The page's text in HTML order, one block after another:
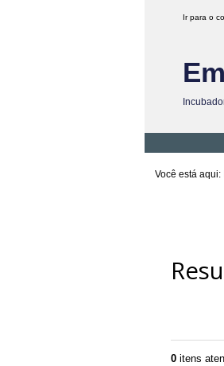
Ir para o
Você está aqui:
0 itens